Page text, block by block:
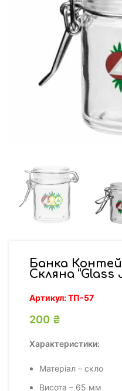
Банка
Скляна
Артикул:ТП-57
200 ₴
Характеристики:
Матеріал – скло
Висота – 65 мм